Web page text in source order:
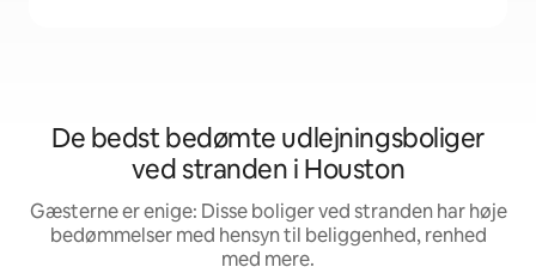
De bedst bedømte udlejningsboliger
ved stranden i Houston
Gæsterne er enige: Disse boliger ved stranden har høje
bedømmelser med hensyn til beliggenhed, renhed
med mere.